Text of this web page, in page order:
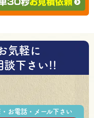
気軽に
談下さい!!
お電話・メール下さい